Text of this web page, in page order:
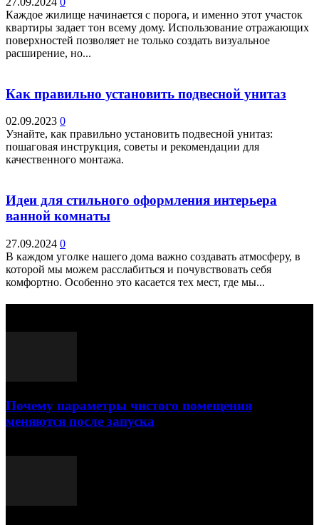
Каждое жилище начинается с порога, и именно этот участок
квартиры задает тон всему дому. Использование отражающих
поверхностей позволяет не только создать визуальное
расширение, но...
Как правильно установить подвесной унитаз
02.09.2023 0
Узнайте, как правильно установить подвесной унитаз:
пошаговая инструкция, советы и рекомендации для
качественного монтажа.
Идеи для стильного оформления интерьера
ванной комнаты
27.09.2024 0
В каждом уголке нашего дома важно создавать атмосферу, в
которой мы можем расслабиться и почувствовать себя
комфортно. Особенно это касается тех мест, где мы...
Почему параметры чистого помещения
меняются после запуска